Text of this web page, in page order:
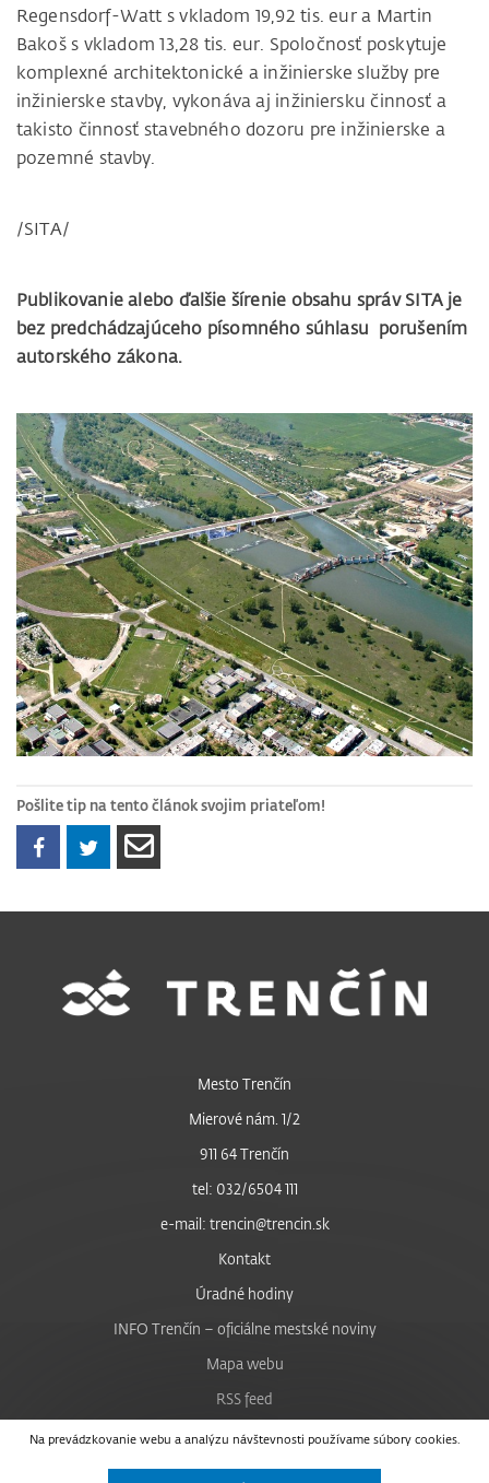
Regensdorf-Watt s vkladom 19,92 tis. eur a Martin
Bakoš s vkladom 13,28 tis. eur. Spoločnosť poskytuje
komplexné architektonické a inžinierske služby pre
inžinierske stavby, vykonáva aj inžiniersku činnosť a
takisto činnosť stavebného dozoru pre inžinierske a
pozemné stavby.
/SITA/
Publikovanie alebo ďalšie šírenie obsahu správ SITA je
bez predchádzajúceho písomného súhlasu porušením
autorského zákona.
Pošlite tip na tento článok svojim priateľom!
Na prevádzkovanie webu a analýzu návštevnosti používame súbory cookies.
Mesto Trenčín
Mierové nám. 1/2
911 64 Trenčín
tel: 032/6504 111
e-mail: trencin@trencin.sk
Kontakt
Úradné hodiny
INFO Trenčín – oficiálne mestské noviny
Mapa webu
RSS feed
Nastavenie cookies
Facebook